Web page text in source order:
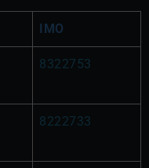
IMO
8322753
8222733